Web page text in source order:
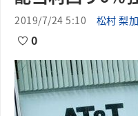
2019/7/24 5:10 松村 梨加
0